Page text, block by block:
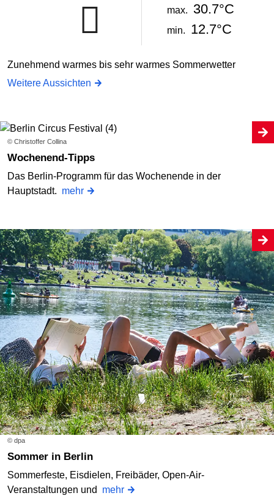
max. 30.7°C
min. 12.7°C
Zunehmend warmes bis sehr warmes Sommerwetter
Weitere Aussichten
© Christoffer Collina
Wochenend-Tipps
Das Berlin-Programm für das Wochenende in der
Hauptstadt. mehr
© dpa
Sommer in Berlin
Sommerfeste, Eisdielen, Freibäder, Open-Air-
Veranstaltungen und mehr